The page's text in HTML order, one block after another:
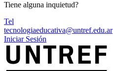
Tiene alguna inquietud?
Tel
tecnologiaeducativa@untref.edu.ar
Iniciar Sesión